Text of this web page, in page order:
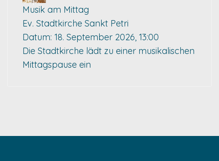
Musik am Mittag
Ev. Stadtkirche Sankt Petri
Datum: 18. September 2026, 13:00
Die Stadtkirche lädt zu einer musikalischen
Mittagspause ein